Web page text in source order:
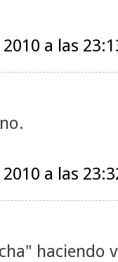
a las
a las